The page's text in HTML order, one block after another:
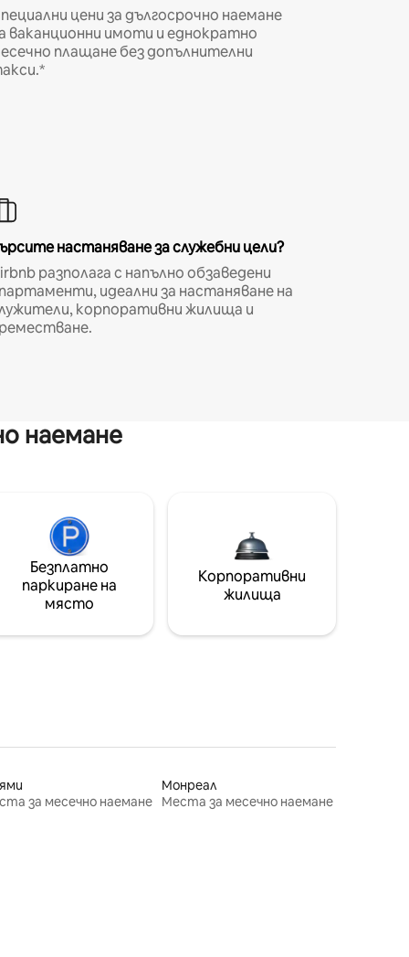
цени за дългосрочно наемане
ваканционни имоти и еднократно
плащане без допълнителни
настаняване за служебни цели?
разполага с напълно обзаведени
идеални за настаняване на
корпоративни жилища и
наемане
Безплатно
паркиране на
място
Корпоративни
жилища
за месечно наемане
Монреал
Места за месечно наемане